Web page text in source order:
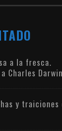
a la fresca.
Charles Darwin
y traiciones